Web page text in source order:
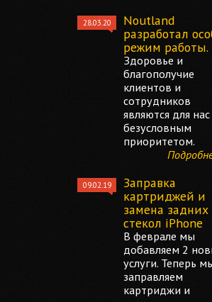
28.03.20
Noutland
разработал
режим работы.
Здоровье и
благополучие
клиентов и
сотрудников
являются для нас
безусловным
приоритетом.
09.02.19
Заправка
картриджей и
замена задних
стекол iPhone
В феврале мы
добавляем 2
услуги. Теперь
заправляем
картриджи и